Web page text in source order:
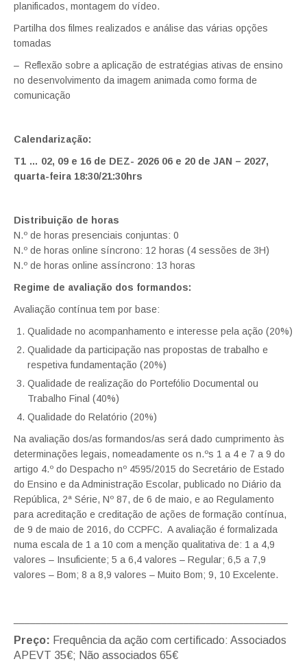
planificados, montagem do vídeo.
Partilha dos filmes realizados e análise das várias opções
tomadas
– Reflexão sobre a aplicação de estratégias ativas de ensino
no desenvolvimento da imagem animada como forma de
comunicação
Calendarização:
T1 … 02, 09 e 16 de DEZ- 2026 06 e 20 de JAN – 2027,
quarta-feira 18:30/21:30hrs
Distribuição de horas
N.º de horas presenciais conjuntas: 0
N.º de horas online síncrono: 12 horas (4 sessões de 3H)
N.º de horas online assíncrono: 13 horas
Regime de avaliação dos formandos:
Avaliação contínua tem por base:
Qualidade no acompanhamento e interesse pela ação (20%)
Qualidade da participação nas propostas de trabalho e
respetiva fundamentação (20%)
Qualidade de realização do Portefólio Documental ou
Trabalho Final (40%)
Qualidade do Relatório (20%)
Na avaliação dos/as formandos/as será dado cumprimento às
determinações legais, nomeadamente os n.ºs 1 a 4 e 7 a 9 do
artigo 4.º do Despacho nº 4595/2015 do Secretário de Estado
do Ensino e da Administração Escolar, publicado no Diário da
República, 2ª Série, Nº 87, de 6 de maio, e ao Regulamento
para acreditação e creditação de ações de formação contínua,
de 9 de maio de 2016, do CCPFC. A avaliação é formalizada
numa escala de 1 a 10 com a menção qualitativa de: 1 a 4,9
valores – Insuficiente; 5 a 6,4 valores – Regular; 6,5 a 7,9
valores – Bom; 8 a 8,9 valores – Muito Bom; 9, 10 Excelente.
Preço: Frequência da ação com certificado: Associados
APEVT 35€; Não associados 65€